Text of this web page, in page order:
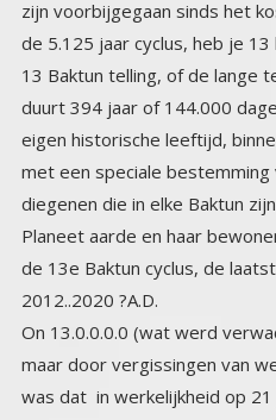
diegenen die in elke Baktun
Planeet aarde en haar
de 13e Baktun cyclus, de
2012..2020 ?A.D.
On 13.0.0.0.0 (wat werd
maar door vergissingen van
was dat in werkelijkheid
zonnewende zon in de
de ‘donkere breuk’ in de
tussen het galactische vlak
zonnewende. We kwamen
uitlijning van de kosmische,
posities. Dit is een
opgebouwd over een periode
word veroorzaakt door de
Het is een soort kanteling
Het kondigt de grote oogst
de ‘Heer van de oogst’. En de
naar de 4e dimensie